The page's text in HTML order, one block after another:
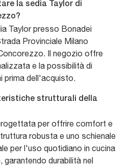
la sedia Taylor di
Taylor presso Bonadei
Provinciale Milano
Il negozio offre
e la possibilità di
prima dell'acquisto.
strutturali della
per offrire comfort e
robusta e uno schienale
per l'uso quotidiano in cucina
garantendo durabilità nel